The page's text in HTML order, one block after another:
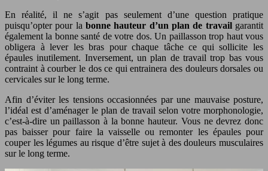
En réalité, il ne s’agit pas seulement d’une question pratique
puisqu’opter pour la bonne hauteur d’un plan de travailgarantit
également la bonne santé de votre dos. Un paillasson trop haut vous
obligera à lever les bras pour chaque tâche ce qui sollicite les
épaules inutilement. Inversement, un plan de travail trop bas vous
contraint à courber le dos ce qui entrainera des douleurs dorsales ou
cervicales sur le long terme.
Afin d’éviter les tensions occasionnées par une mauvaise posture,
l’idéal est d’aménager le plan de travail selon votre morphonologie,
c’est-à-dire un paillasson à la bonne hauteur. Vous ne devrez donc
pas baisser pour faire la vaisselle ou remonter les épaules pour
couper les légumes au risque d’être sujet à des douleurs musculaires
sur le long terme.